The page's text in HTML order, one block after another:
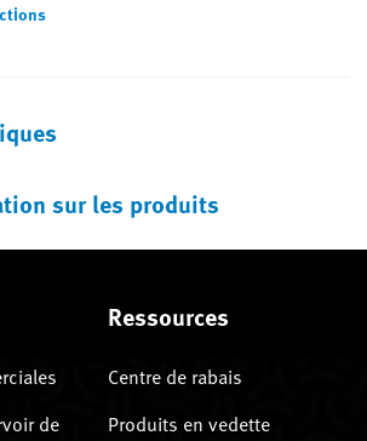
sur les produits
de
Ressources
Centre de rabais
Produits en vedette